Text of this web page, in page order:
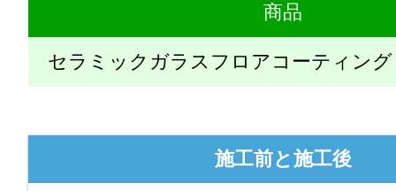
商品
セラミックガラスフロアコーティング
施工前と施工後